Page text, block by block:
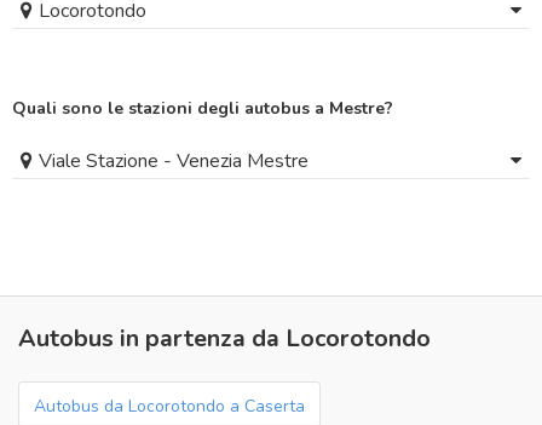
Locorotondo
Quali sono le stazioni degli autobus a Mestre?
Viale Stazione - Venezia Mestre
Autobus in partenza da Locorotondo
Autobus da Locorotondo a Caserta